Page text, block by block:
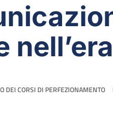
DEI CORSI DI PERFEZIONAMENTO